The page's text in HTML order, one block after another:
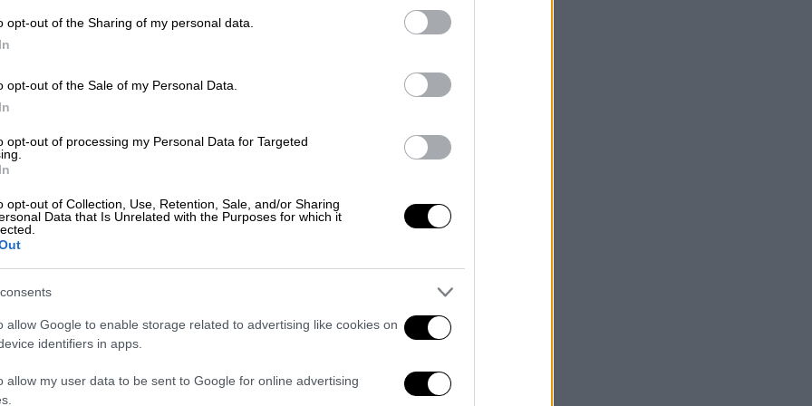
opt-out of the Sharing of my personal data.
opt-out of the Sale of my Personal Data.
opt-out of processing my Personal Data for Targeted
opt-out of Collection, Use, Retention, Sale, and/or Sharing
Data that Is Unrelated with the Purposes for which it
allow Google to enable storage related to advertising like cookies on
identifiers in apps.
allow my user data to be sent to Google for online advertising
το εμφύλιο κύτταρο του θεάτρου, του
Ελένης και Μάριος Μακρόπουλος, στο
δύο πρώτους κύκλους της παράστασης
δύο πρώτους κύκλους της
η Κατερίνα Μαραγκουδάκη).